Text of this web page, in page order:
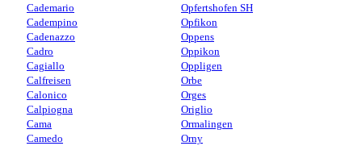
Cademario
Cadempino
Cadenazzo
Cadro
Cagiallo
Calfreisen
Calonico
Calpiogna
Cama
Camedo
Opfertshofen SH
Opfikon
Oppens
Oppikon
Oppligen
Orbe
Orges
Origlio
Ormalingen
Orny